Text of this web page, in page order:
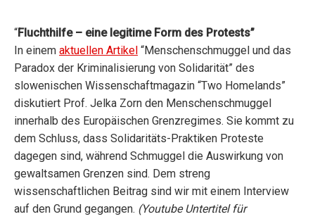
“Fluchthilfe – eine legitime Form des Protests”
In einem aktuellen Artikel “Menschenschmuggel und das
Paradox der Kriminalisierung von Solidarität” des
slowenischen Wissenschaftmagazin “Two Homelands”
diskutiert Prof. Jelka Zorn den Menschenschmuggel
innerhalb des Europäischen Grenzregimes. Sie kommt zu
dem Schluss, dass Solidaritäts-Praktiken Proteste
dagegen sind, während Schmuggel die Auswirkung von
gewaltsamen Grenzen sind. Dem streng
wissenschaftlichen Beitrag sind wir mit einem Interview
auf den Grund gegangen. (Youtube Untertitel für